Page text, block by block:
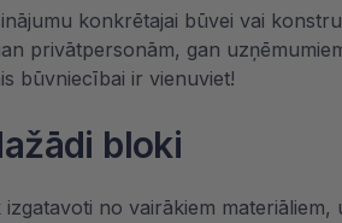
konkrētajai būvei vai
privātpersonām, gan
būvniecībai ir vienuviet!
bloki
no vairākiem